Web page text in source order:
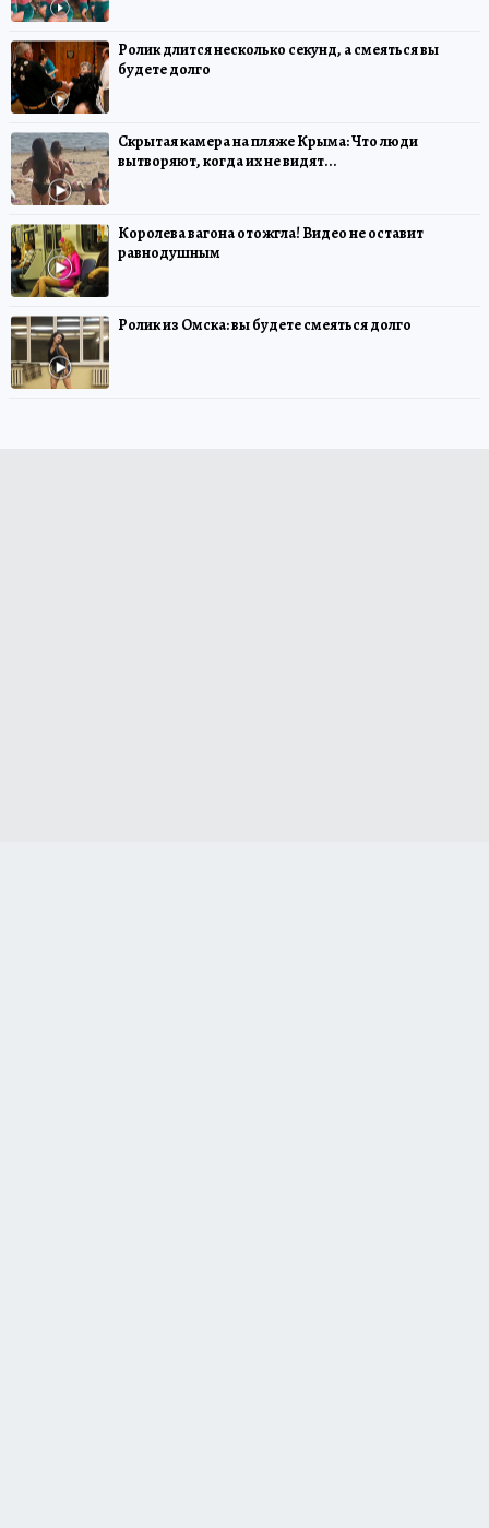
Ролик длится несколько секунд, а смеяться вы
будете долго
Скрытая камера на пляже Крыма: Что люди
вытворяют, когда их не видят...
Королева вагона отожгла! Видео не оставит
равнодушным
Ролик из Омска: вы будете смеяться долго